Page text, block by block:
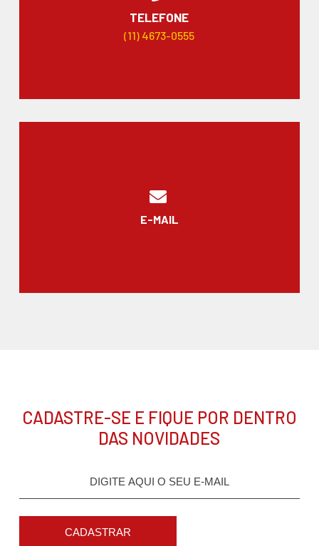
TELEFONE
(11) 4673-0555
E-MAIL
CADASTRE-SE E FIQUE POR DENTRO
DAS NOVIDADES
CADASTRAR